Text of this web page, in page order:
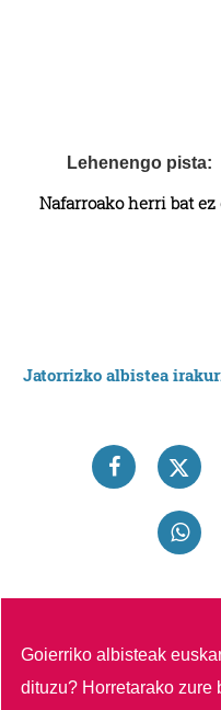
Lehenengo pista:
Nafarroako herri bat
Jatorrizko albistea
Goierriko albisteak
dituzu? Horretarako zure